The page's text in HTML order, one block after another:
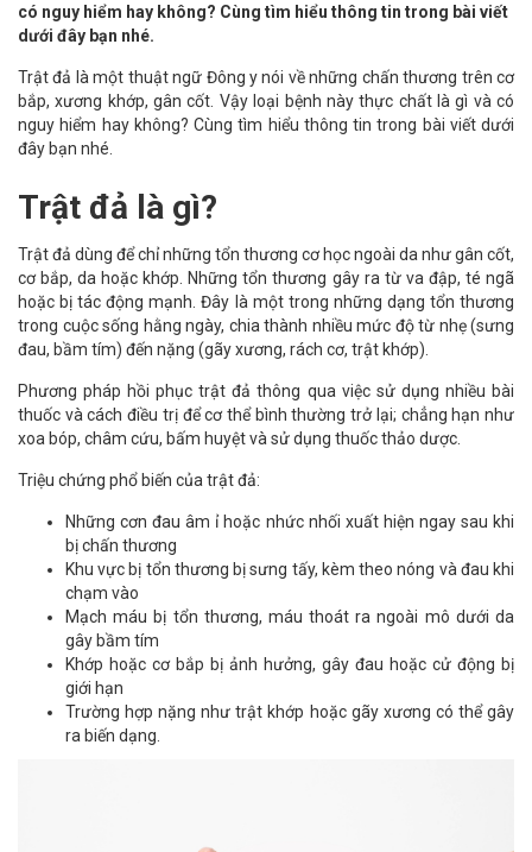
có nguy hiểm hay không? Cùng tìm hiểu thông tin trong bài viết
dưới đây bạn nhé.
Trật đả là một thuật ngữ Đông y nói về những chấn thương trên cơ
bắp, xương khớp, gân cốt. Vậy loại bệnh này thực chất là gì và có
nguy hiểm hay không? Cùng tìm hiểu thông tin trong bài viết dưới
đây bạn nhé.
Trật đả là gì?
Trật đả dùng để chỉ những tổn thương cơ học ngoài da như gân cốt,
cơ bắp, da hoặc khớp. Những tổn thương gây ra từ va đập, té ngã
hoặc bị tác động mạnh. Đây là một trong những dạng tổn thương
trong cuộc sống hằng ngày, chia thành nhiều mức độ từ nhẹ (sưng
đau, bầm tím) đến nặng (gãy xương, rách cơ, trật khớp).
Phương pháp hồi phục trật đả thông qua việc sử dụng nhiều bài
thuốc và cách điều trị để cơ thể bình thường trở lại; chẳng hạn như
xoa bóp, châm cứu, bấm huyệt và sử dụng thuốc thảo dược.
Triệu chứng phổ biến của trật đả:
Những cơn đau âm ỉ hoặc nhức nhối xuất hiện ngay sau khi
bị chấn thương
Khu vực bị tổn thương bị sưng tấy, kèm theo nóng và đau khi
chạm vào
Mạch máu bị tổn thương, máu thoát ra ngoài mô dưới da
gây bầm tím
Khớp hoặc cơ bắp bị ảnh hưởng, gây đau hoặc cử động bị
giới hạn
Trường hợp nặng như trật khớp hoặc gãy xương có thể gây
ra biến dạng.